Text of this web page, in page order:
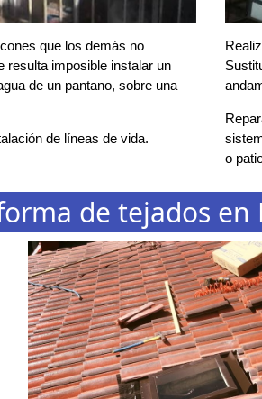
que los demás no
resulta imposible instalar un
de un pantano, sobre una
de líneas de vida.
o
de tejados en